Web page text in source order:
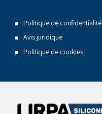
Politique de confidentialité
Avis juridique
Politique de cookies